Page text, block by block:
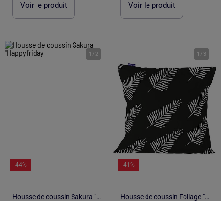
Voir le produit Voir le produit
1 / 2
-44%
Housse de coussin Sakura "Happyfriday
1 / 3
-41%
Housse de coussin Foliage "Happyfriday